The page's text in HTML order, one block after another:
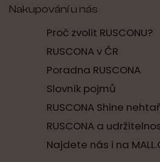
Nakupování u nás
Proč zvolit RUSCONU?
RUSCONA v ČR
Poradna RUSCONA
Slovník pojmů
RUSCONA Shine
RUSCONA a
Najdete nás i na